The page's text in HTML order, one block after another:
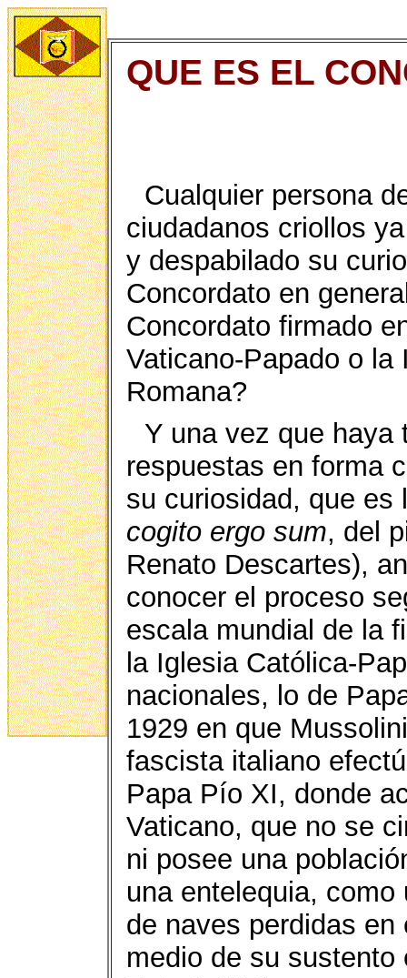
QUE ES EL
Cualquier persona
ciudadanos criollos
y despabilado su
Concordato en
Concordato firmado
Vaticano-Papado o
Romana?
Y una vez que haya
respuestas en forma
su curiosidad, que es
cogito ergo sum, del
Renato Descartes),
conocer el proceso
escala mundial de la
la Iglesia Católica-
nacionales, lo de
1929 en que
fascista italiano
Papa Pío XI, donde
Vaticano, que no se
ni posee una
una entelequia,
de naves perdidas
medio de su